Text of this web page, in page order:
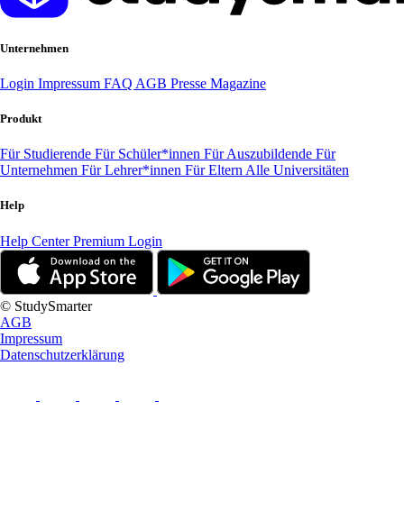
Unternehmen
Login Impressum FAQ AGB Presse Magazine
Produkt
Für Studierende Für Schüler*innen Für Auszubildende Für
Unternehmen Für Lehrer*innen Für Eltern Alle Universitäten
Help
Help CenterPremium Login
© StudySmarter
AGB
Impressum
Datenschutzerklärung